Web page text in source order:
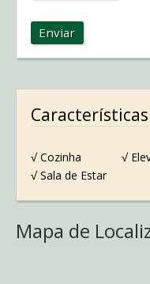
Enviar
√ Cozinha √
√ Sala de Estar
Mapa de